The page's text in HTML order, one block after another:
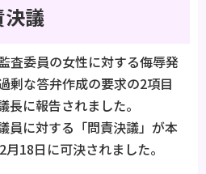
議
査委員の女性に対する侮辱発
剰な答弁作成の要求の2項目
長に報告されました。
員に対する「問責決議」が本
18日に可決されました。